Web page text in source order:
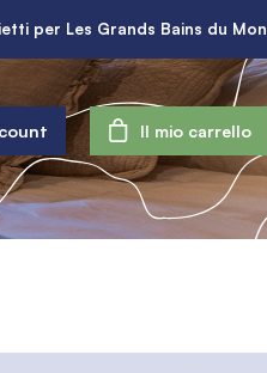
per Les Grands Bains du
Il mio carrello